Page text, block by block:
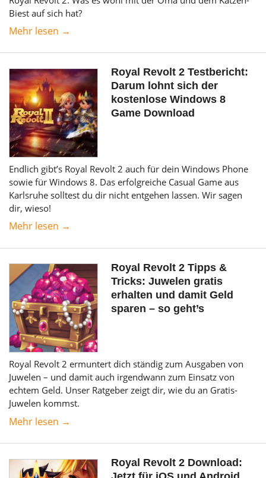
Biest auf sich hat?
Mehr lesen →
Royal Revolt 2 Testbericht:
Darum lohnt sich der
kostenlose Windows 8
Game Download
Endlich gibt’s Royal Revolt 2 auch für dein Windows Phone
sowie für Windows 8. Das erfolgreiche Casual Game aus
Karlsruhe solltest du dir nicht entgehen lassen. Wir sagen
dir, wieso!
Mehr lesen →
Royal Revolt 2 Tipps &
Tricks: Juwelen gratis
erhalten und damit Geld
sparen – so geht’s
Royal Revolt 2 ermuntert dich ständig zum Ausgaben von
Juwelen – und damit auch irgendwann zum Einsatz von
echtem Geld. Unser Ratgeber zeigt dir, wie du an Gratis-
Juwelen kommst.
Mehr lesen →
Royal Revolt 2 Download: